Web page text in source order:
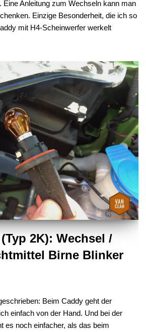
Eine Anleitung zum Wechseln kann man
Einzige Besonderheit, die ich so
mit H4-Scheinwerfer werkelt
2K): Wechsel /
Birne Blinker
Beim Caddy geht der
einfach von der Hand. Und bei der
es noch einfacher, als das beim